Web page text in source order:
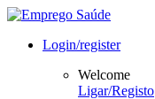
Login/register
Welcome
Ligar/Registo